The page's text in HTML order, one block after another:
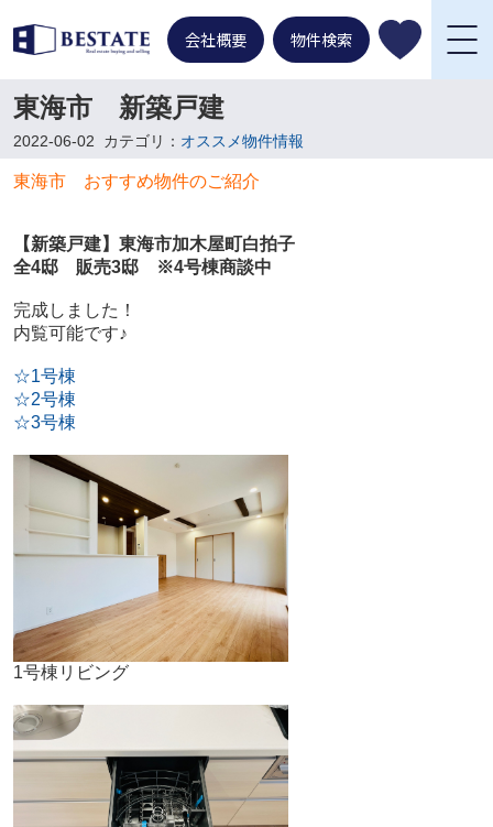
会社概要 物件検索
東海市 新築戸建
2022-06-02 カテゴリ： オススメ物件情報
東海市 おすすめ物件のご紹介
【新築戸建】東海市加木屋町白拍子
全4邸 販売3邸 ※4号棟商談中
完成しました！
内覧可能です♪
☆1号棟
☆2号棟
☆3号棟
1号棟リビング